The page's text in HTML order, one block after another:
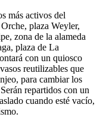
más activos del
plaza Weyler,
zona de la alameda
plaza de La
con un quiosco
reutilizables que
para cambiar los
repartidos con un
cuando esté vacío,